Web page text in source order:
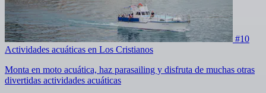
#10
Actividades acuáticas en Los Cristianos
Monta en moto acuática, haz parasailing y disfruta de muchas otras
divertidas actividades acuáticas